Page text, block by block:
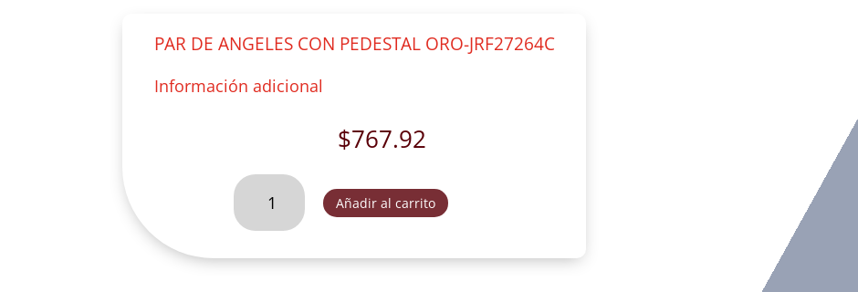
PAR DE ANGELES CON PEDESTAL ORO-JRF27264C
Información adicional
$767.92
PAR
ANGELES
Añadir al carrito